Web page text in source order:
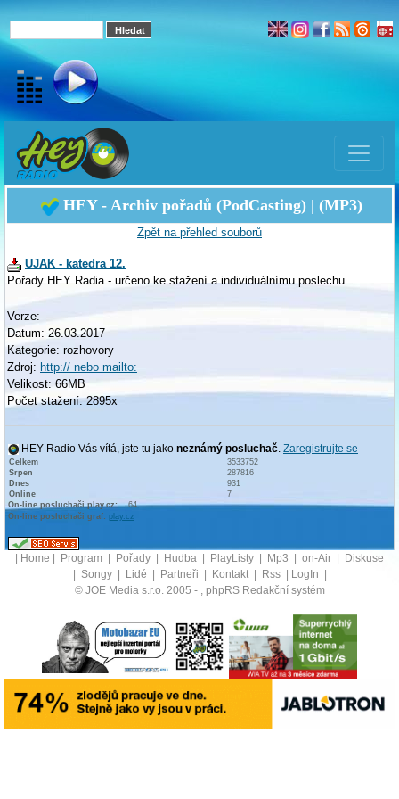
HEY - Archiv pořadů (PodCasting) | (MP3)
Zpět na přehled souborů
UJAK - katedra 12.
Pořady HEY Radia - určeno ke stažení a individuálnímu poslechu.
Verze:
Datum: 26.03.2017
Kategorie: rozhovory
Zdroj: http:// nebo mailto:
Velikost: 66MB
Počet stažení: 2895x
HEY Radio Vás vítá, jste tu jako neznámý posluchač. Zaregistrujte se
Celkem
3533752
Srpen
287816
Dnes
931
Online
7
On-line posluchači play.cz:
64
On-line posluchači graf: play.cz
Home Program Pořady Hudba PlayListy Mp3 on-Air
Diskuse
Songy Lidé Partneři Kontakt Rss LogIn
© JOE Media s.r.o. 2005 - , phpRS Redakční systém